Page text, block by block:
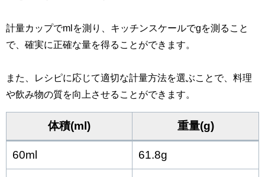
計量カップでmlを測り、キッチンスケールでgを測ること
で、確実に正確な量を得ることができます。
また、レシピに応じて適切な計量方法を選ぶことで、料理
や飲み物の質を向上させることができます。
体積(ml) 重量(g)
60ml 61.8g